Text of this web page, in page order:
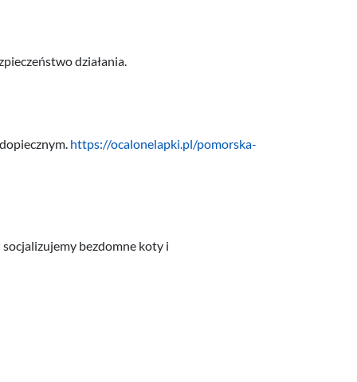
działania.
https://ocalonelapki.pl/pomorska-
bezdomne koty i